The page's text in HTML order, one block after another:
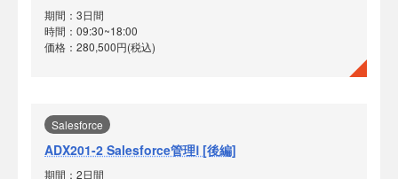
期間：3日間
時間：09:30~18:00
価格：280,500円(税込)
Salesforce
ADX201-2 Salesforce管理Ⅰ [後編]
期間：2日間